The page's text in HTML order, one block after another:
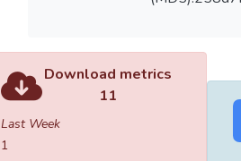
Download metrics
11
Last Week
1